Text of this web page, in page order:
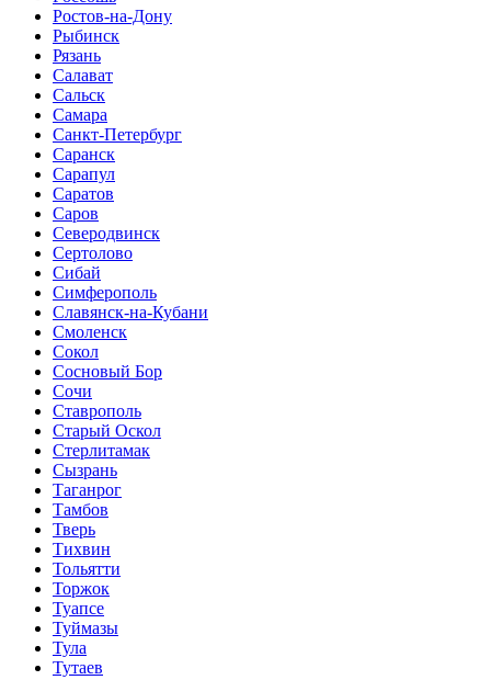
Ростов-на-Дону
Рыбинск
Рязань
Салават
Сальск
Самара
Санкт-Петербург
Саранск
Сарапул
Саратов
Саров
Северодвинск
Сертолово
Сибай
Симферополь
Славянск-на-Кубани
Смоленск
Сокол
Сосновый Бор
Сочи
Ставрополь
Старый Оскол
Стерлитамак
Сызрань
Таганрог
Тамбов
Тверь
Тихвин
Тольятти
Торжок
Туапсе
Туймазы
Тула
Тутаев